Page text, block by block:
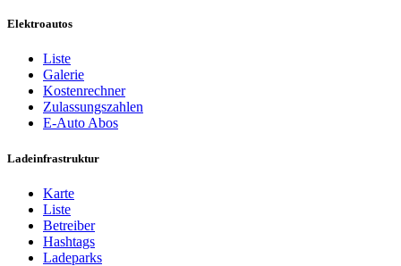
Elektroautos
Liste
Galerie
Kostenrechner
Zulassungszahlen
E-Auto Abos
Ladeinfrastruktur
Karte
Liste
Betreiber
Hashtags
Ladeparks